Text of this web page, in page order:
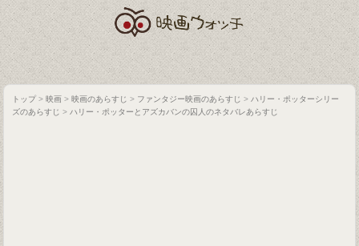
トップ>映画 >映画のあらすじ > ファンタジー映画のあらすじ > ハリー・ポッターシリー
ズのあらすじ > ハリー・ポッターとアズカバンの囚人のネタバレあらすじ